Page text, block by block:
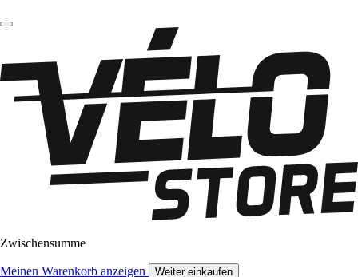
Zwischensumme
Meinen Warenkorb anzeigen Weiter einkaufen